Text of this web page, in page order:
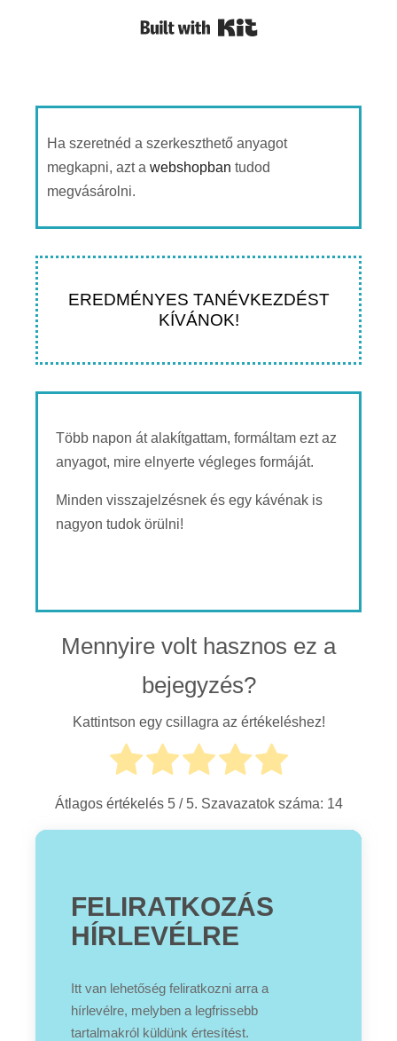
Ha szeretnéd a szerkeszthető anyagot
megkapni, azt a webshopban tudod
megvásárolni.
EREDMÉNYES TANÉVKEZDÉST
KÍVÁNOK!
Több napon át alakítgattam, formáltam ezt az
anyagot, mire elnyerte végleges formáját.
Minden visszajelzésnek és egy kávénak is
nagyon tudok örülni!
Mennyire volt hasznos ez a
bejegyzés?
Kattintson egy csillagra az értékeléshez!
Átlagos értékelés 5/ 5. Szavazatok száma: 14
FELIRATKOZÁS
HÍRLEVÉLRE
Itt van lehetőség feliratkozni arra a
hírlevélre, melyben a legfrissebb
tartalmakról küldünk értesítést.